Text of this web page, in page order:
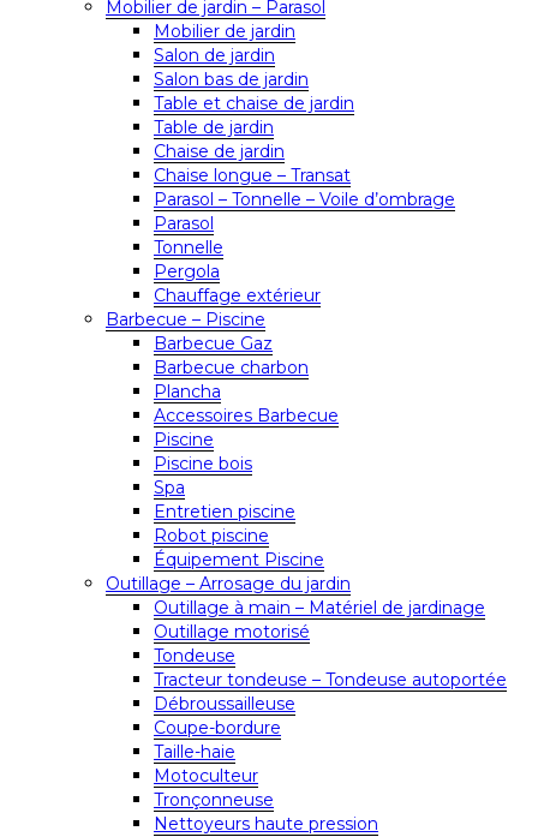
Mobilier de jardin – Parasol
Mobilier de jardin
Salon de jardin
Salon bas de jardin
Table et chaise de jardin
Table de jardin
Chaise de jardin
Chaise longue – Transat
Parasol – Tonnelle – Voile d’ombrage
Parasol
Tonnelle
Pergola
Chauffage extérieur
Barbecue – Piscine
Barbecue Gaz
Barbecue charbon
Plancha
Accessoires Barbecue
Piscine
Piscine bois
Spa
Entretien piscine
Robot piscine
Équipement Piscine
Outillage – Arrosage du jardin
Outillage à main – Matériel de jardinage
Outillage motorisé
Tondeuse
Tracteur tondeuse – Tondeuse autoportée
Débroussailleuse
Coupe-bordure
Taille-haie
Motoculteur
Tronçonneuse
Nettoyeurs haute pression